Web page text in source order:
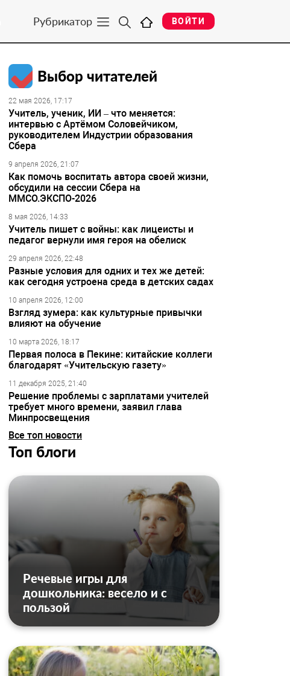
Рубрикатор ВОЙТИ
Выбор читателей
22 мая 2026, 17:17
Учитель, ученик, ИИ – что меняется:
интервью с Артёмом Соловейчиком,
руководителем Индустрии образования
Сбера
9 апреля 2026, 21:07
Как помочь воспитать автора своей жизни,
обсудили на сессии Сбера на
ММСО.ЭКСПО-2026
8 мая 2026, 14:33
Учитель пишет с войны: как лицеисты и
педагог вернули имя героя на обелиск
29 апреля 2026, 22:48
Разные условия для одних и тех же детей:
как сегодня устроена среда в детских садах
10 апреля 2026, 12:00
Взгляд зумера: как культурные привычки
влияют на обучение
10 марта 2026, 18:17
Первая полоса в Пекине: китайские коллеги
благодарят «Учительскую газету»
11 декабря 2025, 21:40
Решение проблемы с зарплатами учителей
требует много времени, заявил глава
Минпросвещения
Все топ новости
Топ блоги
Речевые игры для
дошкольника: весело и с
пользой